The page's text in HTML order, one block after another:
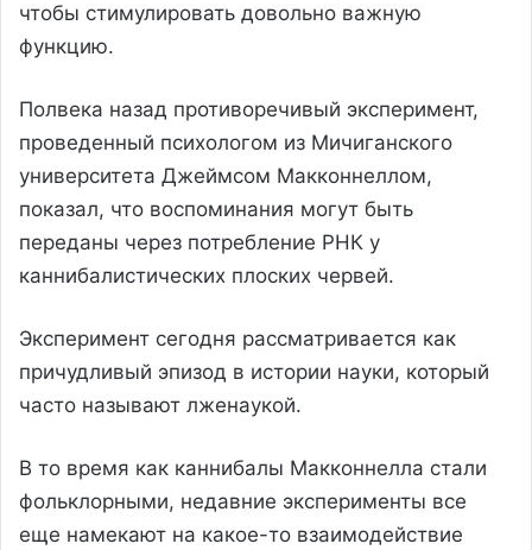
чтобы стимулировать довольно важную
функцию.
Полвека назад противоречивый эксперимент,
проведенный психологом из Мичиганского
университета Джеймсом Макконнеллом,
показал, что воспоминания могут быть
переданы через потребление РНК у
каннибалистических плоских червей.
Эксперимент сегодня рассматривается как
причудливый эпизод в истории науки, который
часто называют лженаукой.
В то время как каннибалы Макконнелла стали
фольклорными, недавние эксперименты все
еще намекают на какое-то взаимодействие